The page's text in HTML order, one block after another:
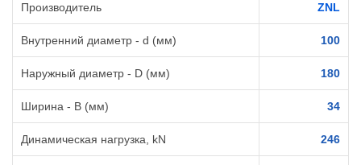
Производитель ZNL
Внутренний диаметр - d (мм) 100
Наружный диаметр - D (мм) 180
Ширина - B (мм) 34
Динамическая нагрузка, kN 246